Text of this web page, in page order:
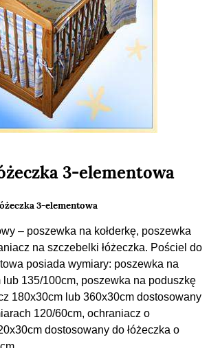
3-elementowa
3-elementowa
– poszewka na kołderkę, poszewka
na szczebelki łóżeczka. Pościel do
posiada wymiary: poszewka na
lub 135/100cm, poszewka na poduszkę
180x30cm lub 360x30cm dostosowany
120/60cm, ochraniacz o
dostosowany do łóżeczka o